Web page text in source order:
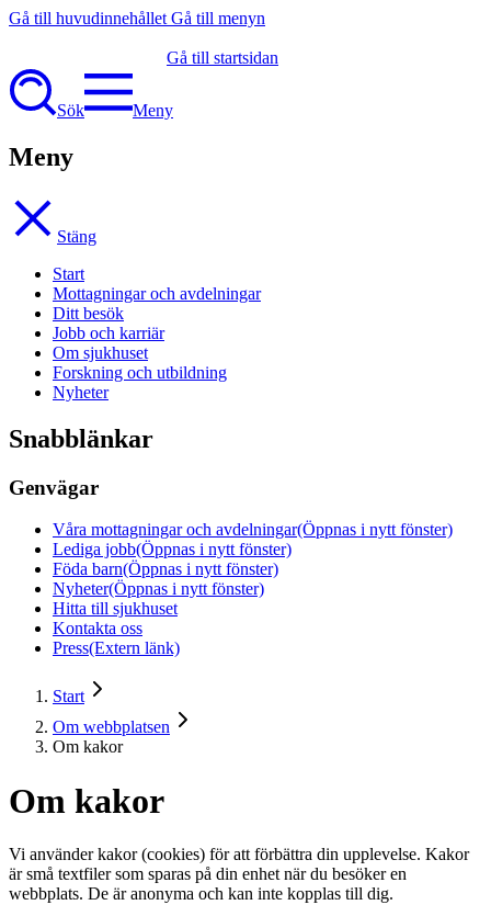
Gå till huvudinnehållet Gå till menyn
Gå till startsidan
Sök Meny
Meny
Stäng
Start
Mottagningar och avdelningar
Ditt besök
Jobb och karriär
Om sjukhuset
Forskning och utbildning
Nyheter
Snabblänkar
Genvägar
Våra mottagningar och avdelningar(Öppnas i nytt fönster)
Lediga jobb(Öppnas i nytt fönster)
Föda barn(Öppnas i nytt fönster)
Nyheter(Öppnas i nytt fönster)
Hitta till sjukhuset
Kontakta oss
Press(Extern länk)
Start
Om webbplatsen
Om kakor
Om kakor
Vi använder kakor (cookies) för att förbättra din upplevelse. Kakor
är små textfiler som sparas på din enhet när du besöker en
webbplats. De är anonyma och kan inte kopplas till dig.